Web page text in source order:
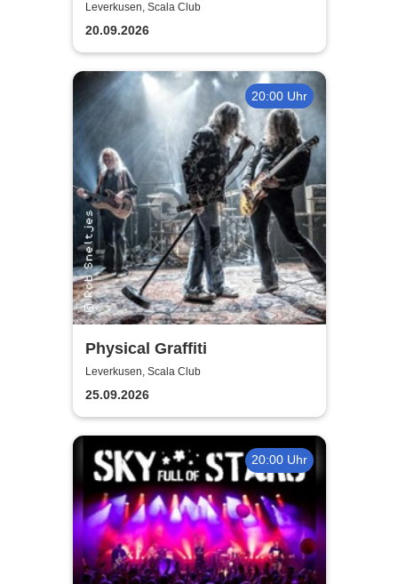
Leverkusen, Scala Club
20.09.2026
20:00 Uhr
Physical Graffiti
Leverkusen, Scala Club
25.09.2026
20:00 Uhr